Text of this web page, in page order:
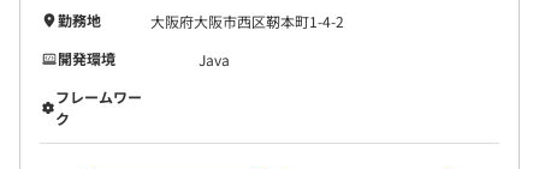
勤務地
大阪府大阪市西区靭本町1-4-2
開発環境
Java
フレームワー
ク